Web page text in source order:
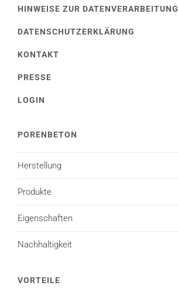
HINWEISE ZUR DATENVERARBEITUNG
DATENSCHUTZERKLÄRUNG
KONTAKT
PRESSE
LOGIN
PORENBETON
Herstellung
Produkte
Eigenschaften
Nachhaltigkeit
VORTEILE